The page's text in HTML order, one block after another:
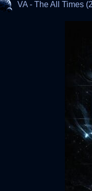
VA - The All Times